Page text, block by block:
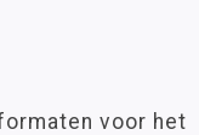
voor het